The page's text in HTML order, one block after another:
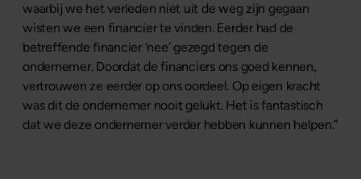
waarbij we het verleden niet uit de weg zijn gegaan
wisten we een financier te vinden. Eerder had de
betreffende financier ‘nee’ gezegd tegen de
ondernemer. Doordat de financiers ons goed kennen,
vertrouwen ze eerder op ons oordeel. Op eigen kracht
was dit de ondernemer nooit gelukt. Het is fantastisch
dat we deze ondernemer verder hebben kunnen helpen.”